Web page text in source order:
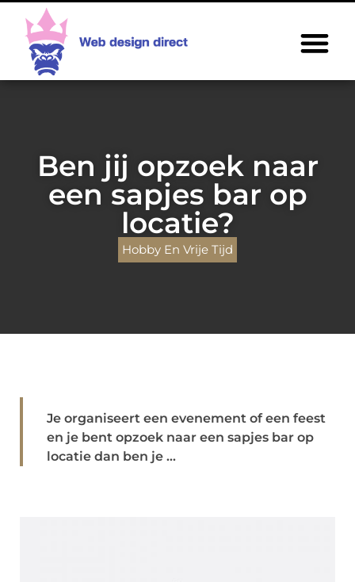
Ben jij opzoek naar
een sapjes bar op
locatie?
Hobby En Vrije Tijd
Je organiseert een evenement of een feest
en je bent opzoek naar een sapjes bar op
locatie dan ben je ...